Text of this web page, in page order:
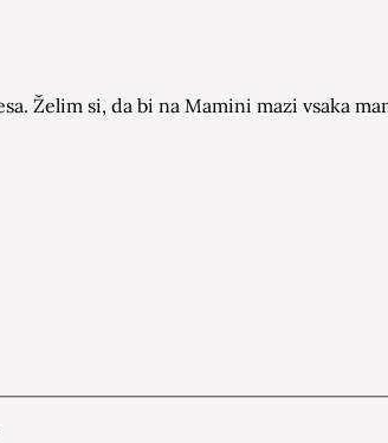
Želim si, da bi na Mamini mazi vsaka